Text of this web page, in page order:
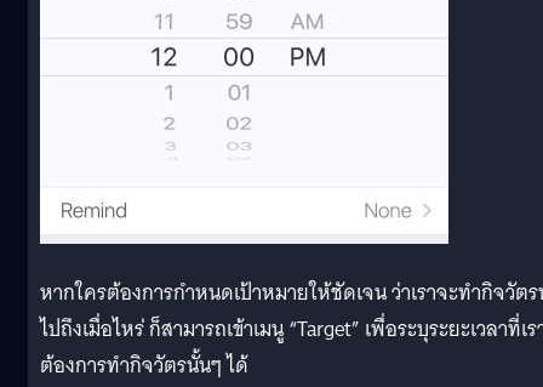
หากใครต้องการกำหนดเป้าหมายให้ชัดเจน ว่าเราจะทำกิจวัต
ไปถึงเมื่อไหร่ ก็สามารถเข้าเมนู “Target” เพื่อระบุระยะเวลาที่เร
ต้องการทำกิจวัตรนั้นๆ ได้